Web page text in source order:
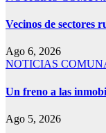
Vecinos de sectores
Ago 6, 2026
NOTICIAS
Un freno a las
Ago 5, 2026